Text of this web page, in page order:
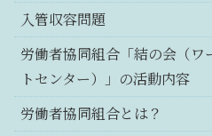
入管収容問題
労働者協同組合「結の会（ワ
トセンター）」の活動内容
労働者協同組合とは？